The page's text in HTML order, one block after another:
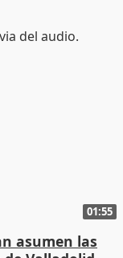
01:55
asumen las